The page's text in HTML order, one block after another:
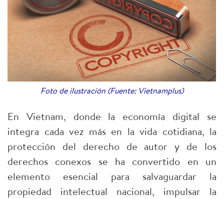
Foto de ilustración (Fuente: Vietnamplus)
En Vietnam, donde la economía digital se
integra cada vez más en la vida cotidiana, la
protección del derecho de autor y de los
derechos conexos se ha convertido en un
elemento esencial para salvaguardar la
propiedad intelectual nacional, impulsar la